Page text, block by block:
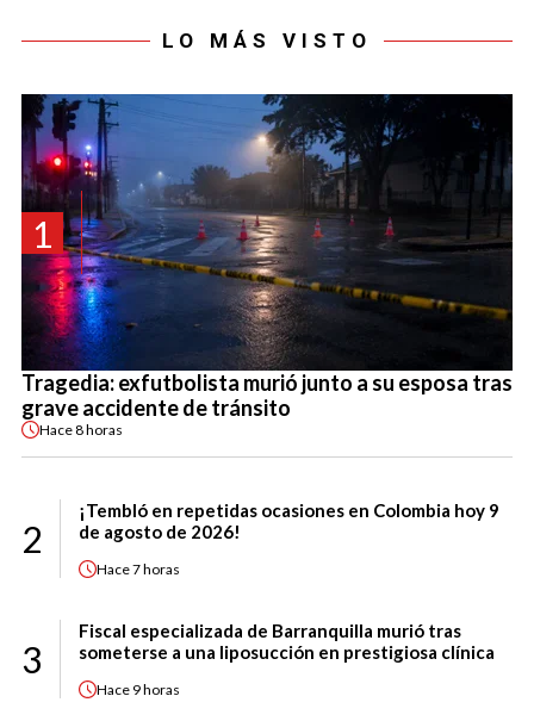
LO MÁS VISTO
1
Tragedia: exfutbolista murió junto a su esposa tras
grave accidente de tránsito
Hace8 horas
2
¡Tembló en repetidas ocasiones en Colombia hoy 9
de agosto de 2026!
Hace7 horas
3
Fiscal especializada de Barranquilla murió tras
someterse a una liposucción en prestigiosa clínica
Hace 9 horas